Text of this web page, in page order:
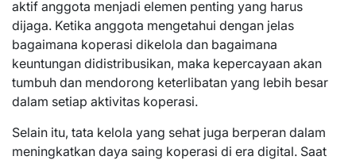
aktif anggota menjadi elemen penting yang harus
dijaga. Ketika anggota mengetahui dengan jelas
bagaimana koperasi dikelola dan bagaimana
keuntungan didistribusikan, maka kepercayaan akan
tumbuh dan mendorong keterlibatan yang lebih besar
dalam setiap aktivitas koperasi.
Selain itu, tata kelola yang sehat juga berperan dalam
meningkatkan daya saing koperasi di era digital. Saat